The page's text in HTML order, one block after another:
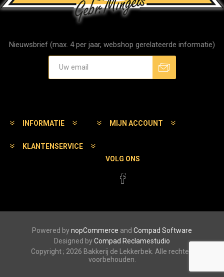
Nieuwsbrief (max. 4 per jaar, webshop gerelateerde informatie)
INFORMATIE MIJN ACCOUNT
KLANTENSERVICE
VOLG ONS
Powered bynopCommerce and Compad Software
Designed byCompad Reclamestudio
Copyright ; 2026 Bakkerij de Lekkerbek. Alle rechten
voorbehouden.